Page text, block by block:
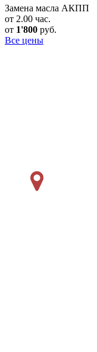
Замена масла АКПП
от 2.00 час.
от 1'800 руб.
Все цены